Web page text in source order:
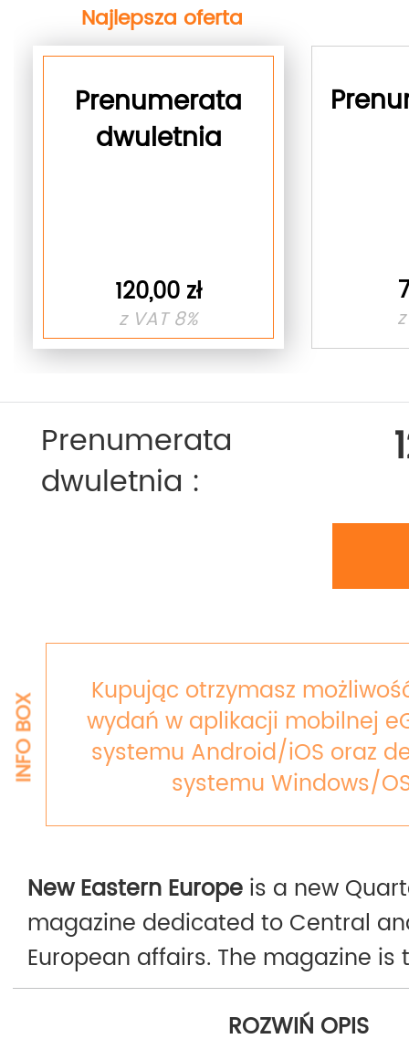
Najlepsza oferta
Prenumerata
dwuletnia
120,00 zł
z VAT 8%
Prenumerata
dwuletnia :
INFO BOX
Kupując otrzymasz
wydań w aplikacji mobilnej
systemu Android/iOS oraz
systemu Windows/
New Eastern Europe is a new
magazine dedicated to Central
European affairs. The magazine is
edition of the Polish version Nowa
Wschodnia, which has been on
ROZWIŃ OPIS